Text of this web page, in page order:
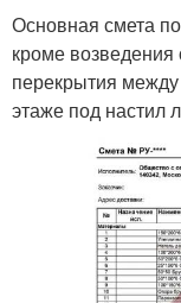
Основная смета
кроме
перекрытия
этаже под настил